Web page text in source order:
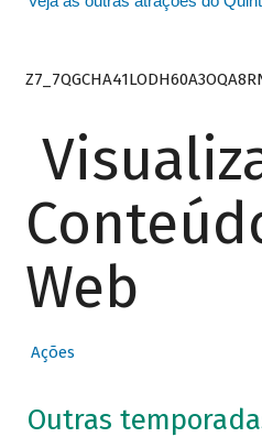
Web
Ações
Outras